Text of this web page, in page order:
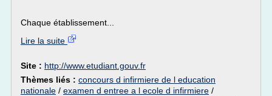
Chaque établissement...
Lire la suite
Site : http://www.etudiant.gouv.fr
Thèmes liés : concours d infirmiere de l education
nationale / examen d entree a l ecole d infirmiere /